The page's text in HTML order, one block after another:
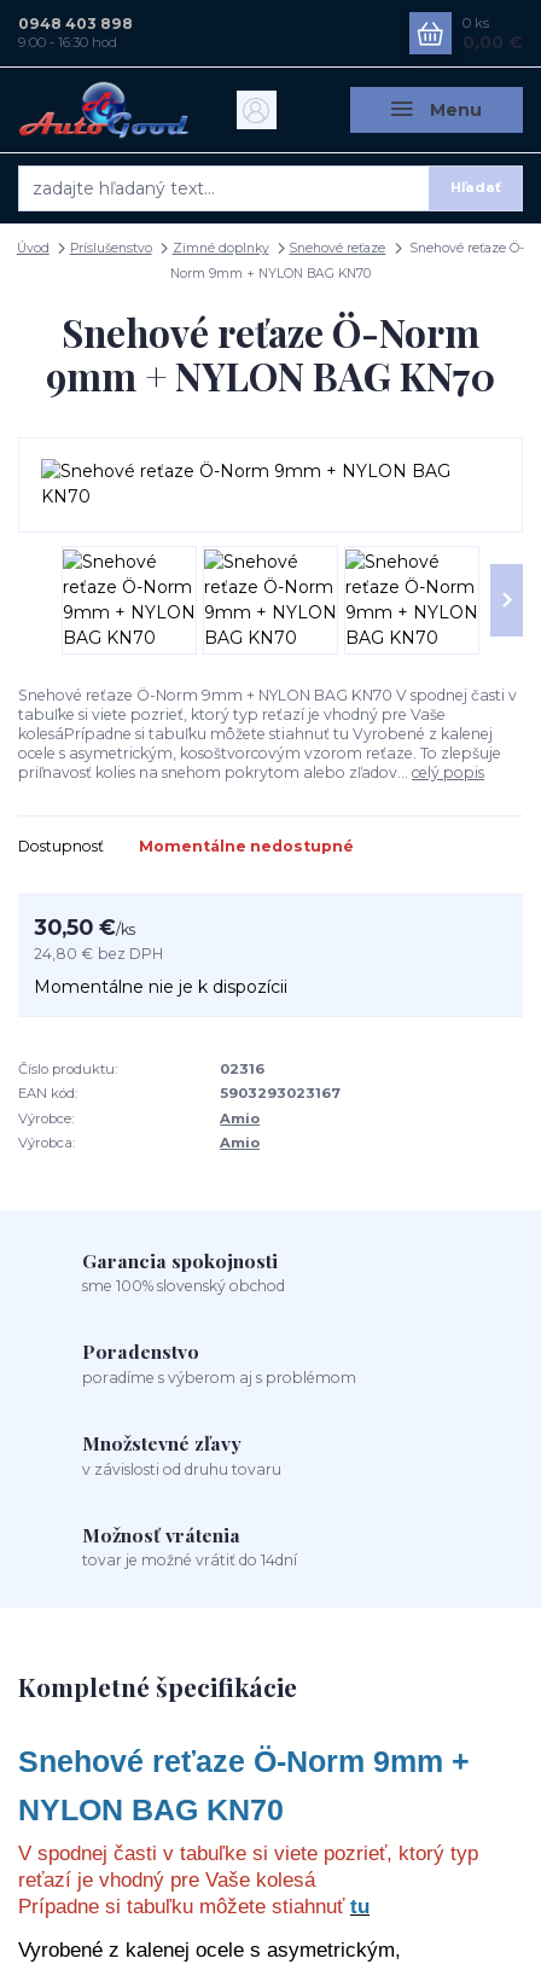
Menu
Hľadať
0948 403 898
9:00 - 16:30 hod
0 ks
0,00 €
Úvod Príslušenstvo Zimné doplnky Snehové reťaze
Snehové reťaze Ö-
Norm 9mm + NYLON BAG KN70
Snehové reťaze Ö-Norm
9mm + NYLON BAG KN70
Snehové reťaze Ö-Norm 9mm + NYLON BAG KN70 V spodnej časti v
tabuľke si viete pozrieť, ktorý typ reťazí je vhodný pre Vaše
kolesáPrípadne si tabuľku môžete stiahnuť tu Vyrobené z kalenej
ocele s asymetrickým, kosoštvorcovým vzorom reťaze. To zlepšuje
priľnavosť kolies na snehom pokrytom alebo zľadov... celý popis
Dostupnosť Momentálne nedostupné
30,50 €/ks
24,80 € bez DPH
Momentálne nie je k dispozícii
Číslo produktu:
02316
EAN kód:
5903293023167
Výrobce:
Amio
Výrobca:
Amio
Garancia spokojnosti
sme 100% slovenský obchod
Poradenstvo
poradíme s výberom aj s problémom
Množstevné zľavy
v závislosti od druhu tovaru
Možnosť vrátenia
tovar je možné vrátiť do 14dní
Kompletné špecifikácie
Snehové reťaze Ö-Norm 9mm +
NYLON BAG KN70
V spodnej časti v tabuľke si viete pozrieť, ktorý typ
reťazí je vhodný pre Vaše kolesá
Prípadne si tabuľku môžete stiahnuť tu
Vyrobené z kalenej ocele s asymetrickým,